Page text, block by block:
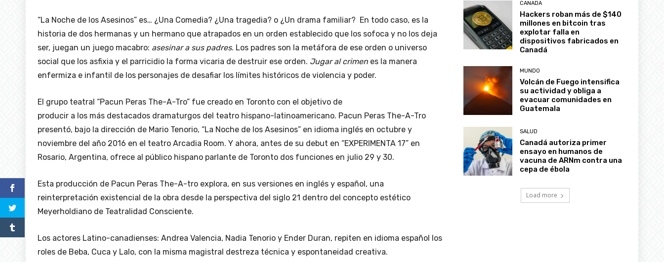
“La Noche de los Asesinos” es… ¿Una Comedia? ¿Una tragedia? o ¿Un drama familiar? En todo caso, es la
historia de dos hermanas y un hermano que atrapados en un orden establecido que los sofoca y no los deja
ser, juegan un juego macabro: asesinar a sus padres. Los padres son la metáfora de ese orden o universo
social que los asfixia y el parricidio la forma vicaria de destruir ese orden. Jugar al crimen es la manera
enfermiza e infantil de los personajes de desafiar los límites históricos de violencia y poder.
El grupo teatral “Pacun Peras The-A-Tro” fue creado en Toronto con el objetivo de
producir a los más destacados dramaturgos del teatro hispano-latinoamericano. Pacun Peras The-A-Tro
presentó, bajo la dirección de Mario Tenorio, “La Noche de los Asesinos” en idioma inglés en octubre y
noviembre del año 2016 en el teatro Arcadia Room. Y ahora, antes de su debut en “EXPERIMENTA 17” en
Rosario, Argentina, ofrece al público hispano parlante de Toronto dos funciones en julio 29 y 30.
Esta producción de Pacun Peras The-A-tro explora, en sus versiones en inglés y español, una
reinterpretación existencial de la obra desde la perspectiva del siglo 21 dentro del concepto estético
Meyerholdiano de Teatralidad Consciente.
Los actores Latino-canadienses: Andrea Valencia, Nadia Tenorio y Ender Duran, repiten en idioma español los
roles de Beba, Cuca y Lalo, con la misma magistral destreza técnica y espontaneidad creativa.
Hackers roban más de $140
millones en bitcoin tras
explotar falla en
dispositivos fabricados en
Canadá
Volcán de Fuego intensifica
su actividad y obliga a
evacuar comunidades en
Guatemala
Canadá autoriza primer
ensayo en humanos de
vacuna de ARNm contra una
cepa de ébola